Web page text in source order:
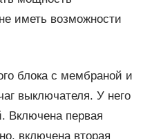
иметь возможности
блока с мембраной и
выключателя. У него
Включена первая
включена вторая